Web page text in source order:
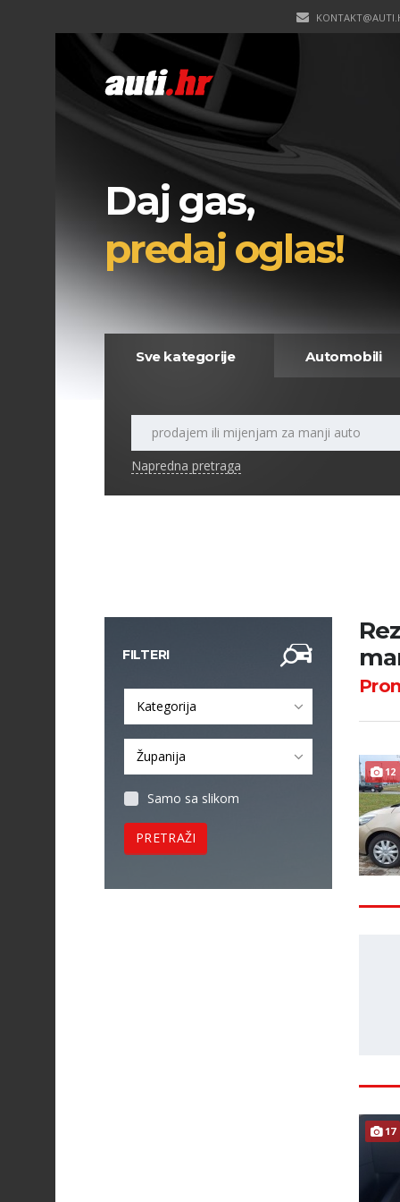
Daj gas,
predaj oglas!
Sve kategorije Automobili
Napredna pretraga
FILTERI
Kategorija
Županija
Samo sa slikom
PRETRAŽI
12
17